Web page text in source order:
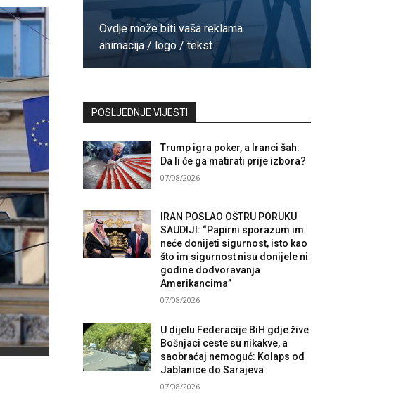
Ovdje može biti vaša reklama.
animacija / logo / tekst
POSLJEDNJE VIJESTI
Trump igra poker, a Iranci šah:
Da li će ga matirati prije izbora?
07/08/2026
IRAN POSLAO OŠTRU PORUKU
SAUDIJI: “Papirni sporazum im
neće donijeti sigurnost, isto kao
što im sigurnost nisu donijele ni
godine dodvoravanja
Amerikancima”
07/08/2026
U dijelu Federacije BiH gdje žive
Bošnjaci ceste su nikakve, a
saobraćaj nemoguć: Kolaps od
Jablanice do Sarajeva
07/08/2026